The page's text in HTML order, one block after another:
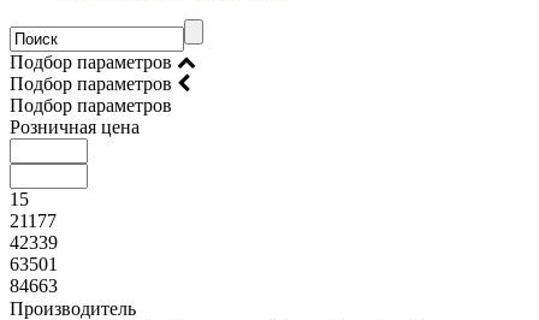
Подбор параметров
Подбор параметров
Подбор параметров
Розничная цена
15
21177
42339
63501
84663
Производитель